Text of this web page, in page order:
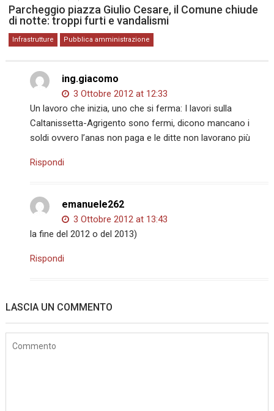
Parcheggio piazza Giulio Cesare, il Comune chiude
di notte: troppi furti e vandalismi
Infrastrutture Pubblica amministrazione
ing.giacomo
3 Ottobre 2012 at 12:33
Un lavoro che inizia, uno che si ferma: I lavori sulla
Caltanissetta-Agrigento sono fermi, dicono mancano i
soldi ovvero l’anas non paga e le ditte non lavorano più
Rispondi
emanuele262
3 Ottobre 2012 at 13:43
la fine del 2012 o del 2013)
Rispondi
LASCIA UN COMMENTO